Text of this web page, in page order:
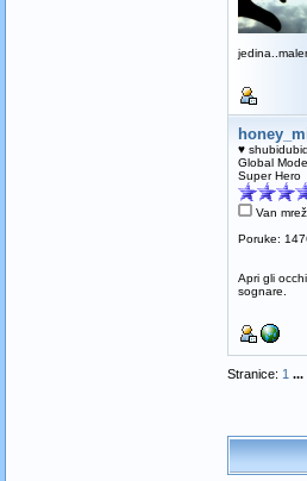
♥
Global
Super Hero
Van
Poruke:
Apri gli
sognare.
Stranice: 1 ...